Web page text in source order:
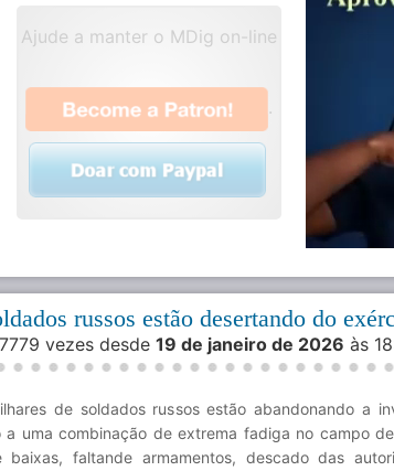
Ajude a manter o MDig on-line
.
russos estão desertando do
vezes desde 19 de janeiro de 2026 às
de soldados russos estão abandonando a
a uma combinação de extrema fadiga no campo
faltande armamentos, descado das